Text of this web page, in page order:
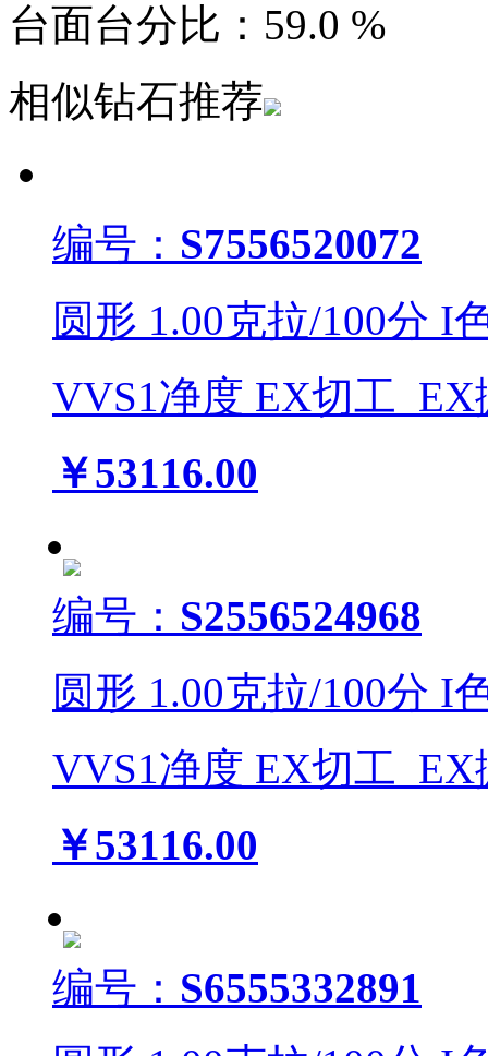
台面台分比：59.0 %
相似钻石推荐
编号： S7556520072
圆形 1.00克拉/100分 I
VVS1净度 EX切工 EX
￥53116.00
编号： S2556524968
圆形 1.00克拉/100分 I
VVS1净度 EX切工 EX
￥53116.00
编号： S6555332891